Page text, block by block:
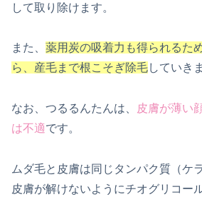
して取り除けます。
また、 薬用炭の吸着力も得られるた
ら、産毛まで根こそぎ除毛していき
なお、つるるんたんは、
皮膚が薄い
は不適です。
ムダ毛と皮膚は同じタンパク質（ケ
皮膚が解けないようにチオグリコー